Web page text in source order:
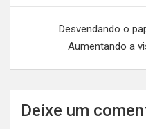
Desvendando o
Aumentando a
Deixe um